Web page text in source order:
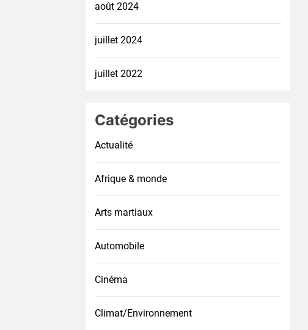
août 2024
juillet 2024
juillet 2022
Catégories
Actualité
Afrique & monde
Arts martiaux
Automobile
Cinéma
Climat/Environnement